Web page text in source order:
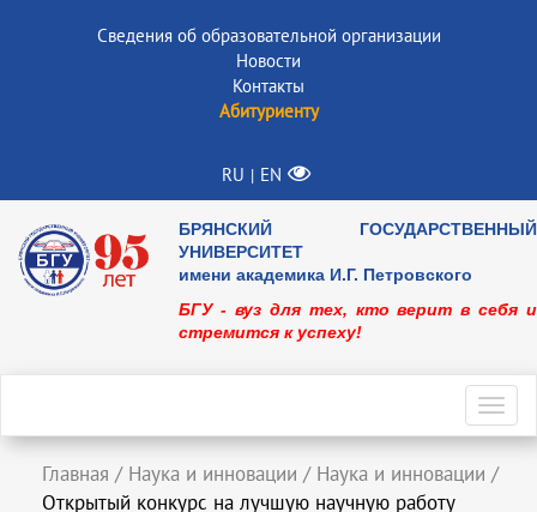
Сведения об образовательной организации
Новости
Контакты
Абитуриенту
RU | EN
БРЯНСКИЙ ГОСУДАРСТВЕННЫЙ
УНИВЕРСИТЕТ
имени академика И.Г. Петровского
БГУ - вуз для тех, кто верит в себя и
стремится к успеху!
Главная / Наука и инновации / Наука и инновации /
Открытый конкурс на лучшую научную работу